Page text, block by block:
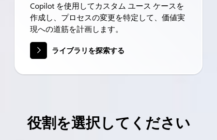
Copilot を使用してカスタム ユース ケースを
作成し、プロセスの変更を特定して、価値実
現への道筋を計画します。
ライブラリを探索する
役割を選択してください